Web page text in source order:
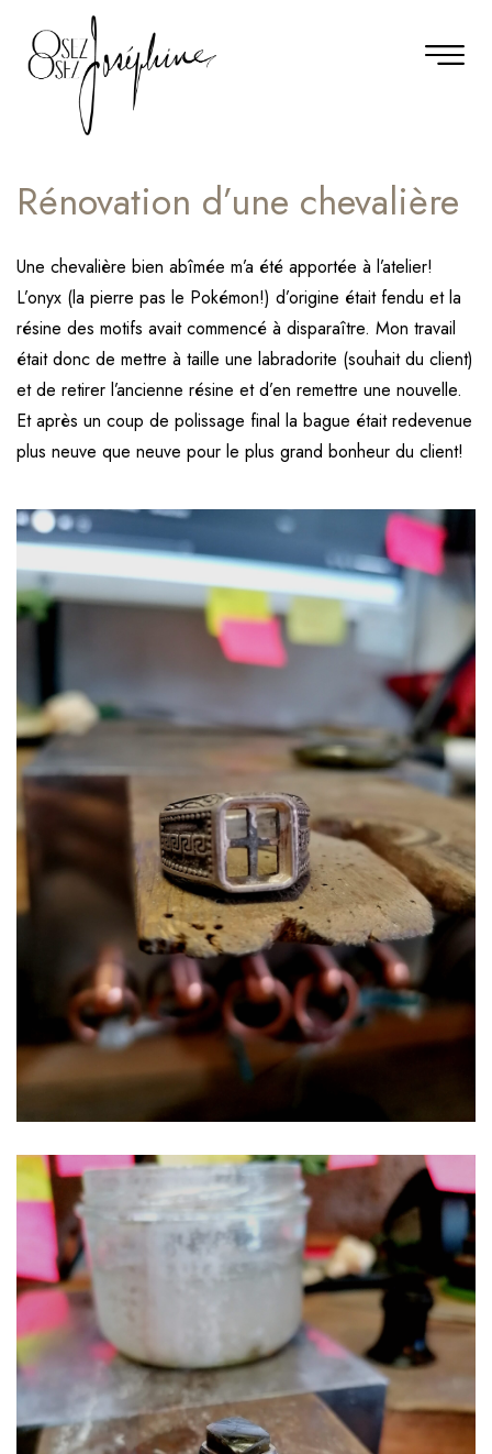
Rénovation d’une chevalière
Une chevalière bien abîmée m’a été apportée à l’atelier!
L’onyx (la pierre pas le Pokémon!) d’origine était fendu et la
résine des motifs avait commencé à disparaître. Mon travail
était donc de mettre à taille une labradorite (souhait du client)
et de retirer l’ancienne résine et d’en remettre une nouvelle.
Et après un coup de polissage final la bague était redevenue
plus neuve que neuve pour le plus grand bonheur du client!